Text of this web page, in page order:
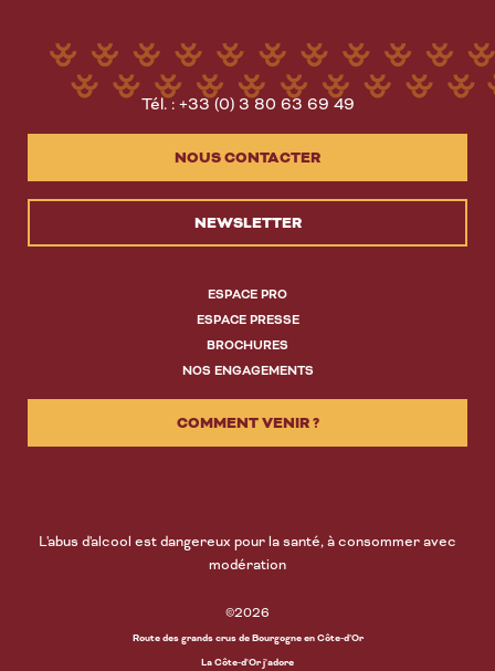
Tél. : +33 (0) 3 80 63 69 49
NOUS CONTACTER
NEWSLETTER
ESPACE PRO
ESPACE PRESSE
BROCHURES
NOS ENGAGEMENTS
COMMENT VENIR ?
L'abus d'alcool est dangereux pour la santé, à consommer avec
modération
©2026
Route des grands crus de Bourgogne en Côte-d’Or
La Côte-d'Or j'adore